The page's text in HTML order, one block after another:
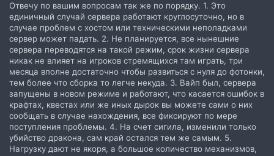
Отвечу по вашим вопросам так же по порядку. 1. Это
единичный случай сервера работают круглосуточно, но в
случае проблем с хостом или техническими неполадками
сервер может падать. 2. Не планируется, все нынешние
сервера переводятся на такой режим, срок жизни сервера
никак не влияет на игроков стремящихся там играть, три
месяца вполне достаточно чтобы развиться с нуля до фотонки,
тем более что сборка то легче некуда. 3. Вайп был, сервера
запущены в новом режиме и работают, что касается ошибок в
крафтах, квестах или же иных дырок вы можете сами о них
сообщать в случае нахождения, все фиксируют по мере
поступления проблемы. 4. На счет сигила, изменили только
убийство дракона, сам край остался тем же самым. 5.
Нагрузку дают не якоря, а большое количество механизмов,